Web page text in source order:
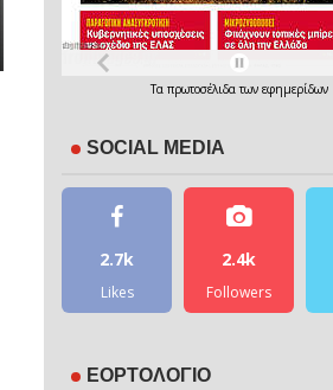
Τα πρωτοσέλιδατων εφημερίδων
SOCIAL MEDIA
2.7k
Likes
2.4k
Followers
ΕΟΡΤΟΛΟΓΙΟ